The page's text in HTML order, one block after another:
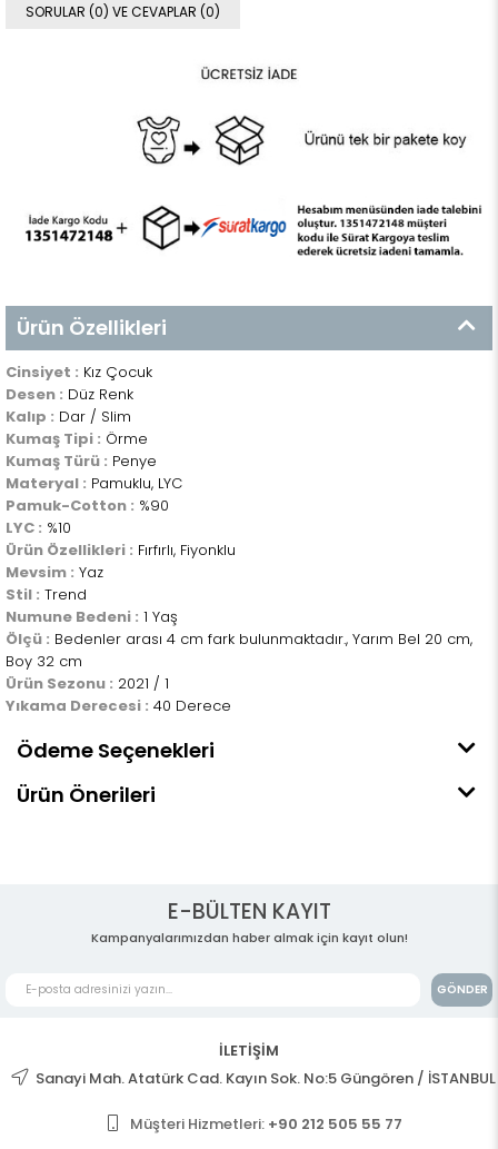
SORULAR (0) VE CEVAPLAR (0)
Ürün Özellikleri
Cinsiyet : Kız Çocuk
Desen : Düz Renk
Kalıp : Dar / Slim
Kumaş Tipi : Örme
Kumaş Türü : Penye
Materyal : Pamuklu, LYC
Pamuk-Cotton : %90
LYC : %10
Ürün Özellikleri : Fırfırlı, Fiyonklu
Mevsim : Yaz
Stil : Trend
Numune Bedeni : 1 Yaş
Ölçü : Bedenler arası 4 cm fark bulunmaktadır., Yarım Bel 20 cm,
Boy 32 cm
Ürün Sezonu : 2021 / 1
Yıkama Derecesi : 40 Derece
Ödeme Seçenekleri
Ürün Önerileri
E-BÜLTEN KAYIT
Kampanyalarımızdan haber almak için kayıt olun!
GÖNDER
İLETİŞİM
Sanayi Mah. Atatürk Cad. Kayın Sok. No:5 Güngören / İSTANBUL
Müşteri Hizmetleri: +90 212 505 55 77